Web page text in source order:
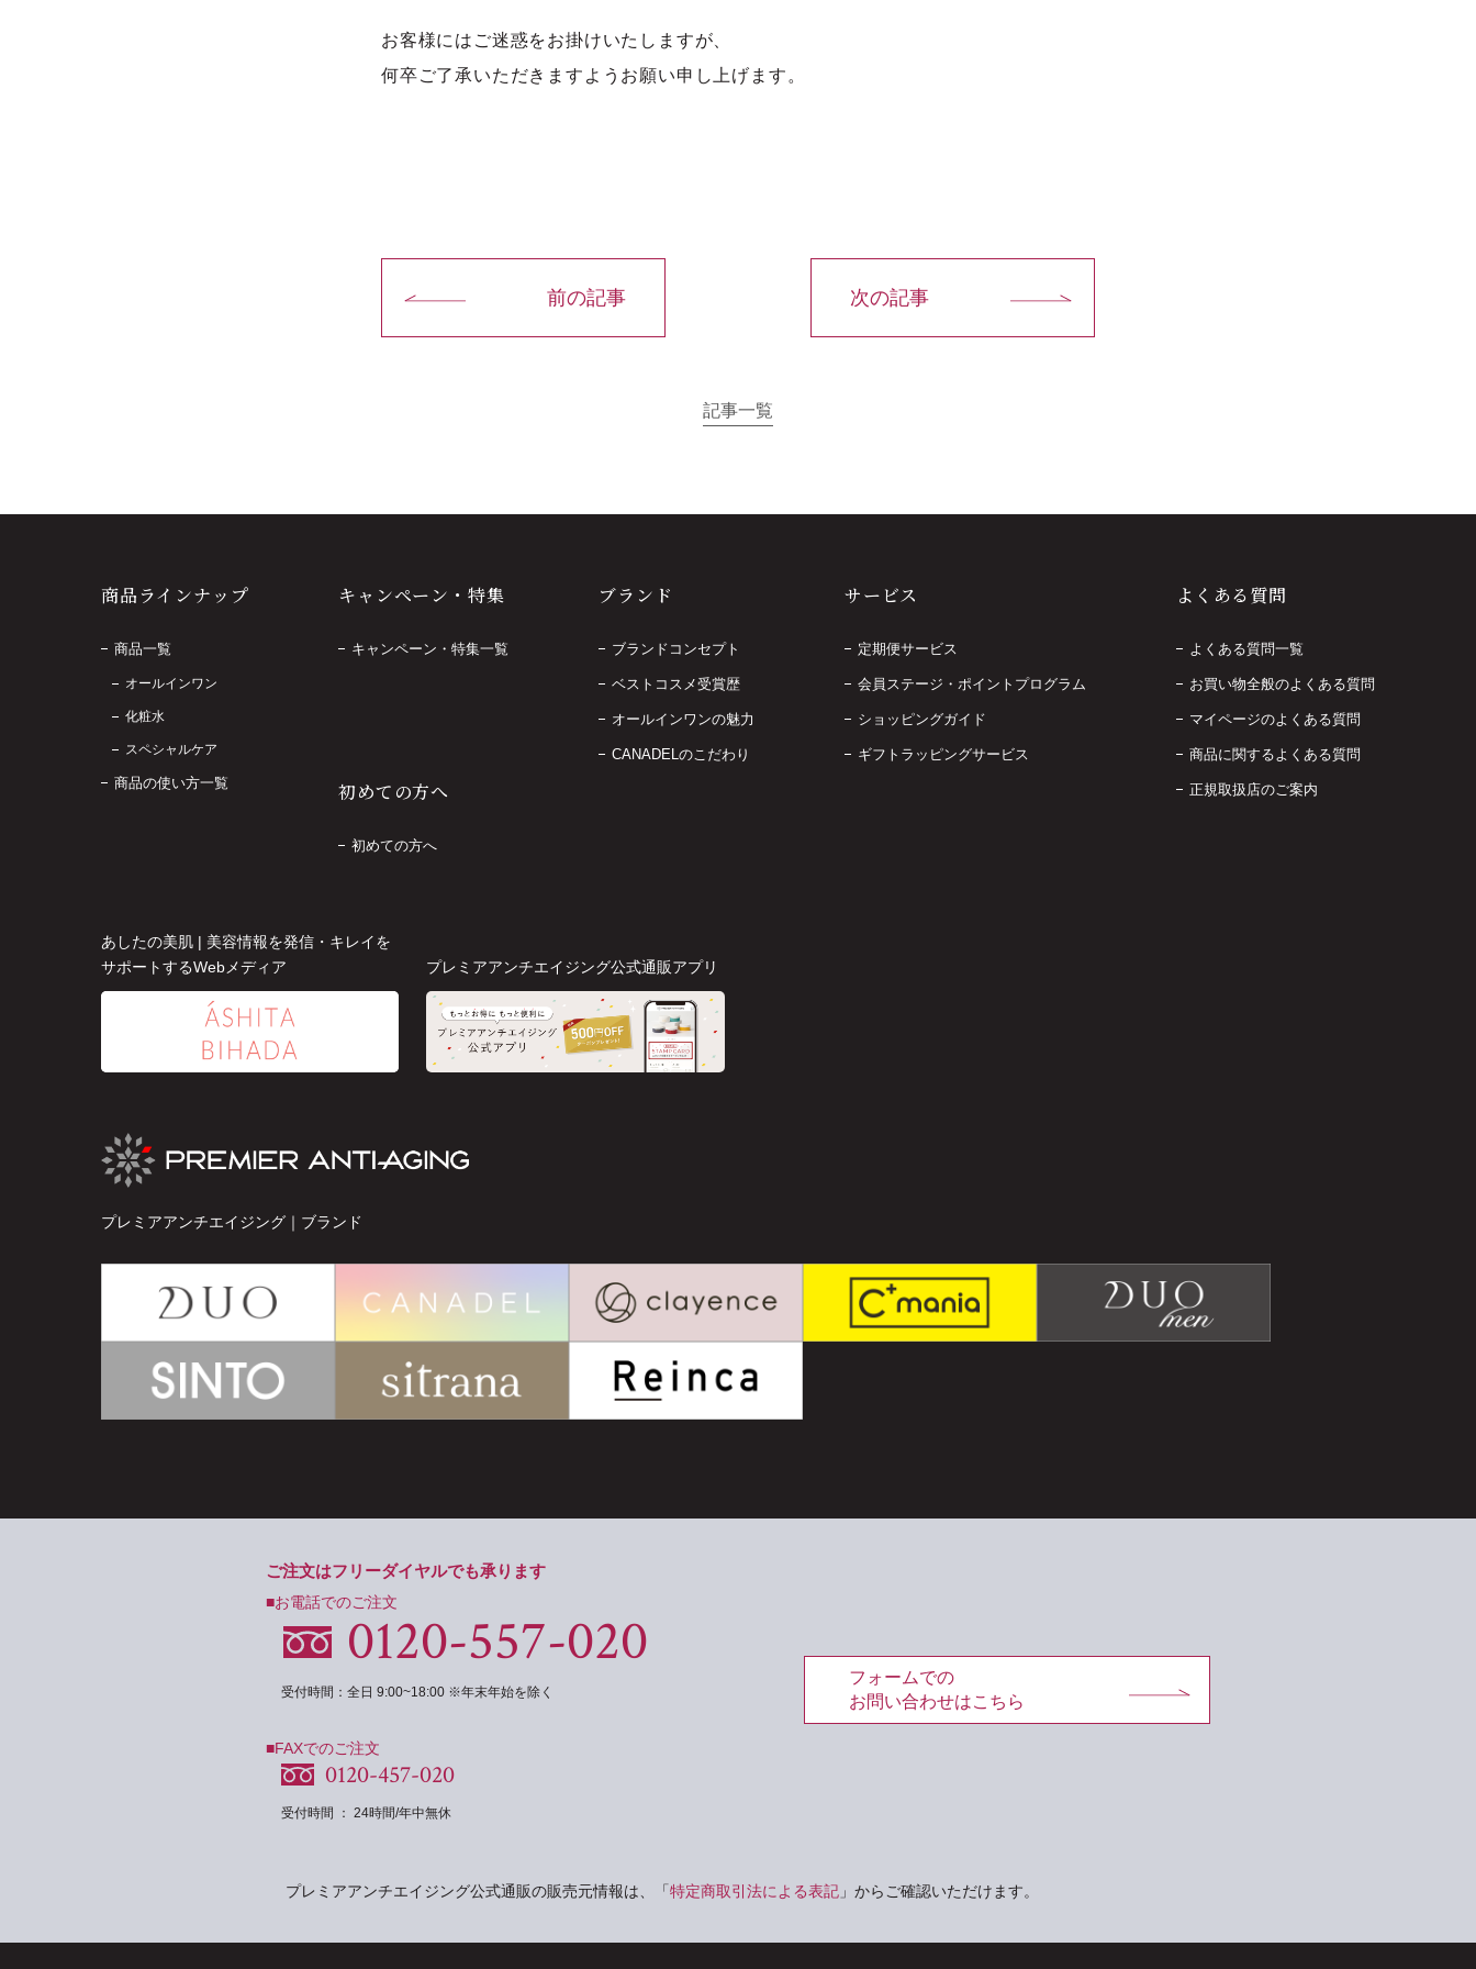
お客様にはご迷惑をお掛けいたしますが、
何卒ご了承いただきますようお願い申し上げます。
前の記事
記事一覧
次の記事
商品ラインナップ
商品一覧
オールインワン
化粧水
スペシャルケア
商品の使い方一覧
キャンペーン・特集
キャンペーン・特集一覧
初めての方へ
初めての方へ
ブランド
ブランドコンセプト
ベストコスメ受賞歴
オールインワンの魅力
CANADELのこだわり
サービス
定期便サービス
会員ステージ・ポイントプログラム
ショッピングガイド
ギフトラッピングサービス
よくある質問
よくある質問一覧
お買い物全般のよくある質問
マイページのよくある質問
商品に関するよくある質問
正規取扱店のご案内
あしたの美肌 | 美容情報を発信・キレイを
サポートするWebメディア
プレミアアンチエイジング公式通販アプリ
プレミアアンチエイジング｜ブランド
ご注文はフリーダイヤルでも承ります
■お電話でのご注文
0120-557-020
受付時間：全日 9:00~18:00 ※年末年始を除く
■FAXでのご注文
0120-457-020
受付時間 ： 24時間/年中無休
フォームでの
お問い合わせはこちら
プレミアアンチエイジング公式通販の販売元情報は、「特定商取引法による表記 」からご確認いただけます。